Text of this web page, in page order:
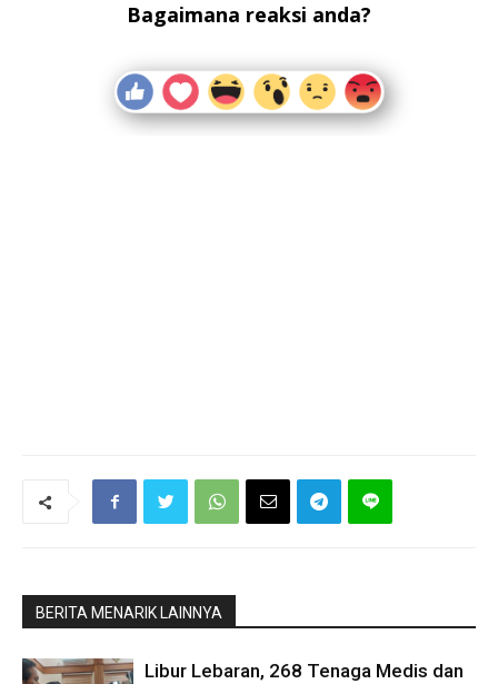
Bagaimana reaksi anda?
BERITA MENARIK LAINNYA
Libur Lebaran, 268 Tenaga Medis dan